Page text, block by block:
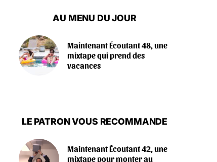
AU MENU DU JOUR
Maintenant Écoutant 48, une
mixtape qui prend des
vacances
LE PATRON VOUS RECOMMANDE
Maintenant Écoutant 42, une
mixtape pour monter au